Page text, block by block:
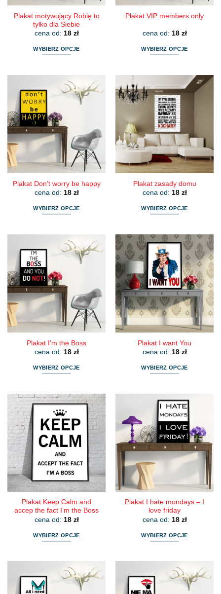
Plakat motywujący Robię to
tylko dla Siebie
cena od: 18 zł
WYBIERZ OPCJE
wiele
wariantów.
Opcje
można
wybrać
na
stronie
produktu
Plakat VIP members only
cena od: 18 zł
WYBIERZ OPCJE
wiele
wariantów.
Opcje
można
wybrać
na
stronie
produktu
Plakat Don’t worry be happy
cena od: 18 zł
WYBIERZ OPCJE
wiele
wariantów.
Opcje
można
wybrać
na
stronie
produktu
Plakat zasady domu
cena od: 18 zł
WYBIERZ OPCJE
ma
wiele
wariantów.
Opcje
można
wybrać
na
stronie
produktu
Plakat I’m the Boss
cena od: 18 zł
WYBIERZ OPCJE
ma
wiele
wariantów.
Opcje
można
wybrać
na
stronie
produktu
Plakat I want You
cena od: 18 zł
WYBIERZ OPCJE
ma
wiele
wariantów.
Opcje
można
wybrać
produktu
Plakat Keep Calm and
accep the fact I’m the Boss
cena od: 18 zł
WYBIERZ OPCJE
wiele
wariantów.
Plakat I hate mondays – I
love friday
cena od: 18 zł
WYBIERZ OPCJE
wiele
wariantów.